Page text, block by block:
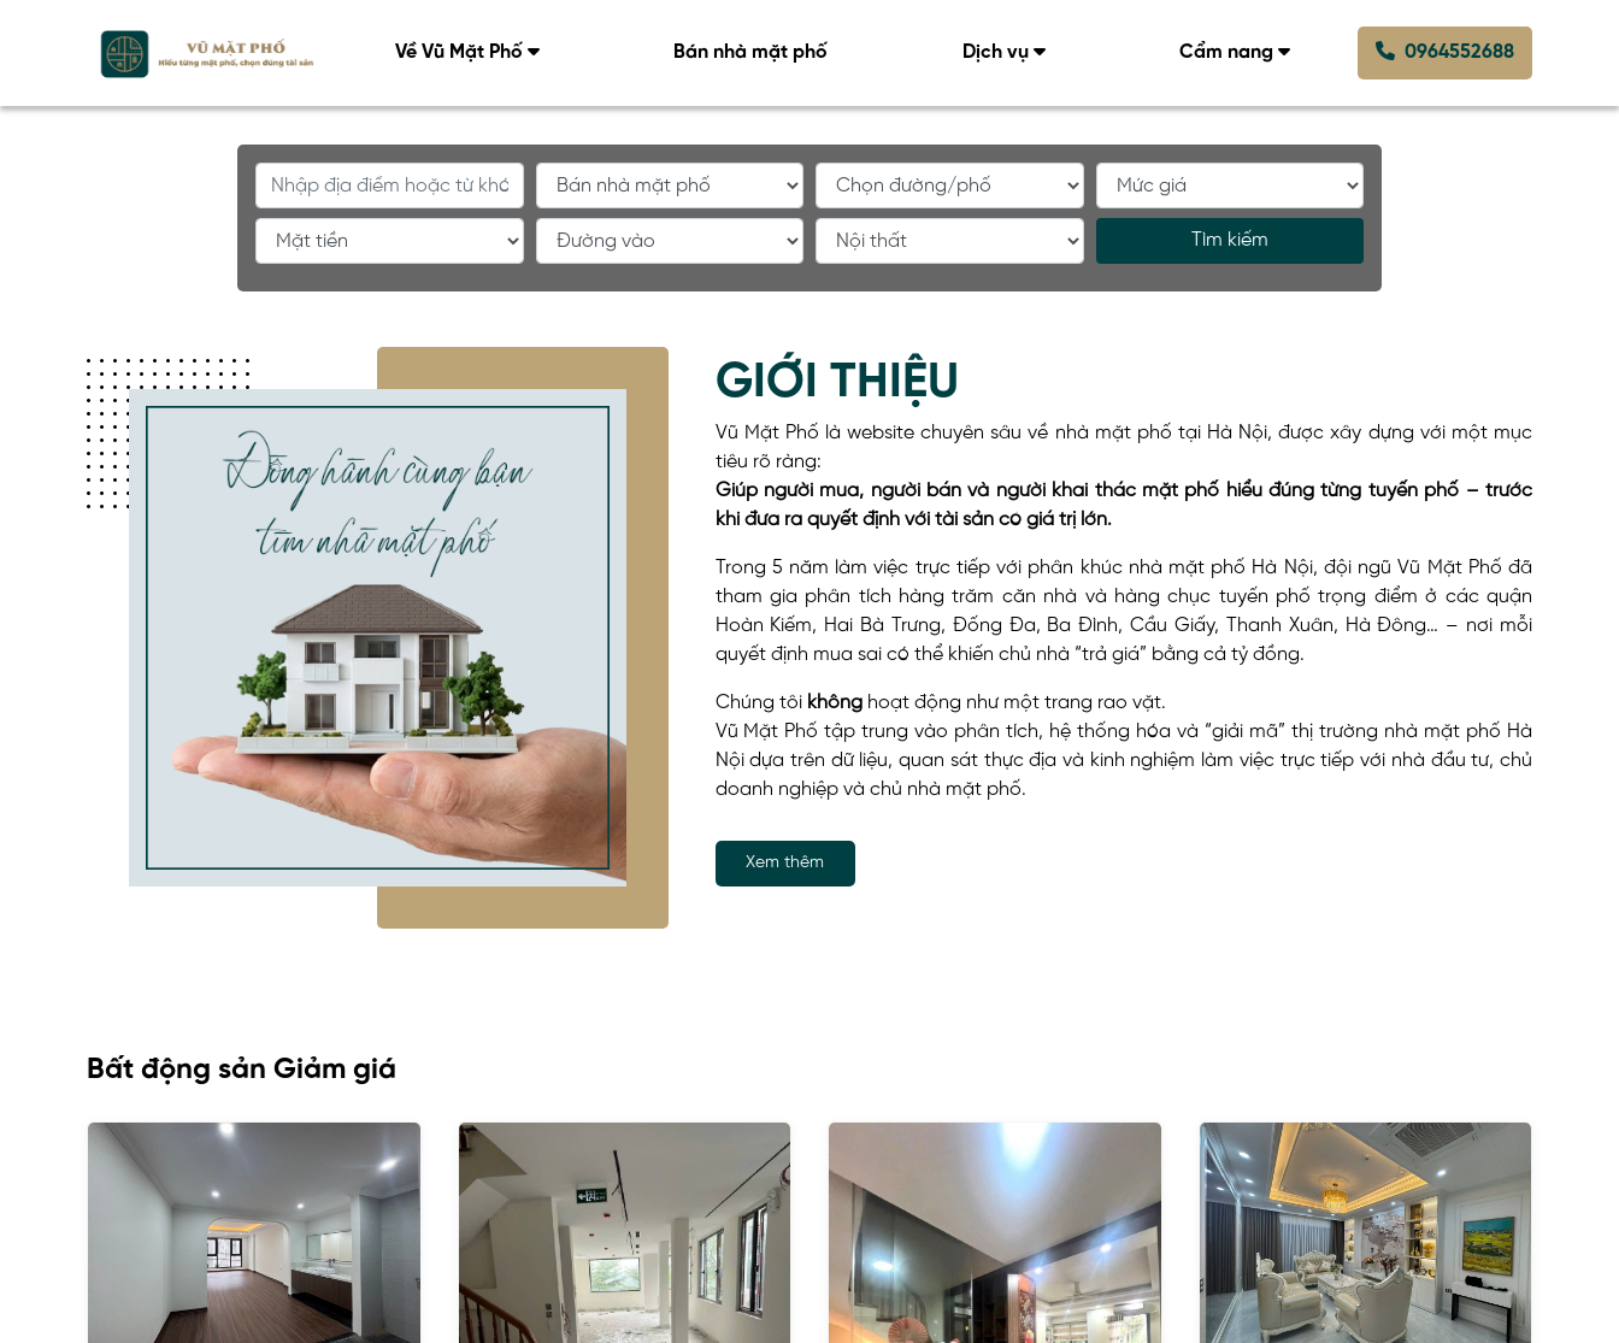
Về Vũ Mặt Phố Bán nhà mặt phố Dịch vụ Cẩm nang 0964552688
Tìm kiếm
GIỚI THIỆU
Vũ Mặt Phố là website chuyên sâu về nhà mặt phố tại Hà Nội, được xây dựng với một mục
tiêu rõ ràng:
Giúp người mua, người bán và người khai thác mặt phố hiểu đúng từng tuyến phố – trước
khi đưa ra quyết định với tài sản có giá trị lớn.
Trong 5 năm làm việc trực tiếp với phân khúc nhà mặt phố Hà Nội, đội ngũ Vũ Mặt Phố đã
tham gia phân tích hàng trăm căn nhà và hàng chục tuyến phố trọng điểm ở các quận
Hoàn Kiếm, Hai Bà Trưng, Đống Đa, Ba Đình, Cầu Giấy, Thanh Xuân, Hà Đông… – nơi mỗi
quyết định mua sai có thể khiến chủ nhà “trả giá” bằng cả tỷ đồng.
Chúng tôi không hoạt động như một trang rao vặt.
Vũ Mặt Phố tập trung vào phân tích, hệ thống hóa và “giải mã” thị trường nhà mặt phố Hà
Nội dựa trên dữ liệu, quan sát thực địa và kinh nghiệm làm việc trực tiếp với nhà đầu tư, chủ
doanh nghiệp và chủ nhà mặt phố.
Xem thêm
Bất động sản Giảm giá